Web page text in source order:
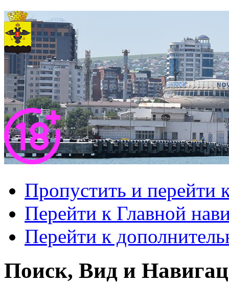
Пропустить и перейти
Перейти к Главной
Перейти к
Поиск, Вид и